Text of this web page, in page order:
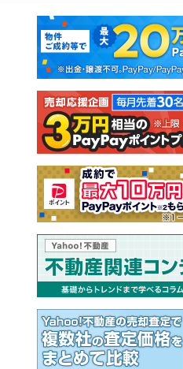
新築マンション
新築一戸建て
注文住宅
売却査定
マンションカタログ